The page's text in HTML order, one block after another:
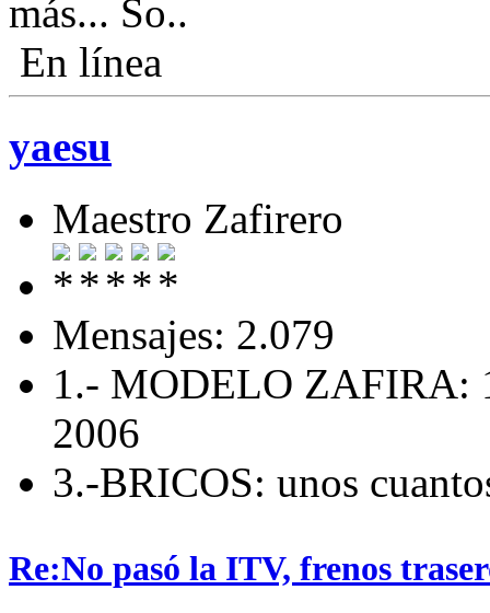
más...
En línea
yaesu
Maestro Zafirero
Mensajes: 2.079
1.- MODELO ZAFIRA:
2006
3.-BRICOS: unos
Re:No pasó la ITV, frenos